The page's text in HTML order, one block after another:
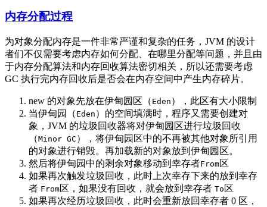
内存分配过程
为对象分配内存是一件非常严谨和复杂的任务，JVM 的设计
者们不仅需要考虑内存如何分配、在哪里分配等问题，并且由
于内存分配算法和内存回收算法密切相关，所以还需要考虑
GC 执行完内存回收后是否会在内存空间中产生内存碎片。
new 的对象先放在伊甸园区（ Eden ），此区有大小限制
当伊甸园（ Eden ）的空间填满时，程序又需要创建对
象，JVM 的垃圾回收器将对伊甸园区进行垃圾回收
（Minor GC ），将伊甸园区中的不再被其他对象所引用
的对象进行销毁。再加载新的对象放到伊甸园区。
然后将伊甸园中的剩余对象移动到幸存者From区
如果再次触发垃圾回收，此时上次幸存下来的放到幸存
者 From区，如果没有回收，就会放到幸存者 To 区
如果再次经历垃圾回收，此时会重新放回幸存者 0 区，